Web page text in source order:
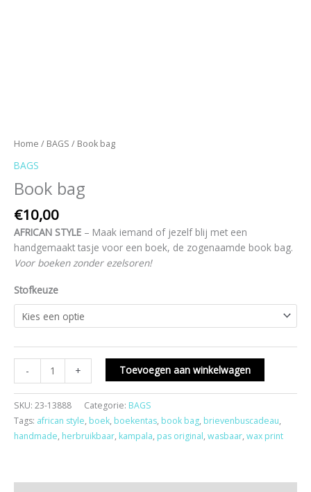
Home / BAGS / Book bag
BAGS
Book bag
€10,00
AFRICAN STYLE – Maak iemand of jezelf blij met een
handgemaakt tasje voor een boek, de zogenaamde book bag.
Voor boeken zonder ezelsoren!
Stofkeuze
- + Toevoegen aan winkelwagen
SKU: 23-13888 Categorie: BAGS
Tags: african style, boek, boekentas, book bag, brievenbuscadeau,
handmade, herbruikbaar, kampala, pas original, wasbaar, wax print